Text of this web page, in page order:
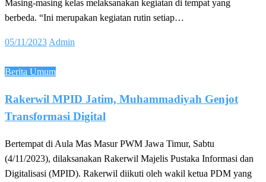
Masing-masing kelas melaksanakan kegiatan di tempat yang
berbeda. “Ini merupakan kegiatan rutin setiap…
Posted
05/11/2023 Admin
Berita Umum
Rakerwil MPID Jatim, Muhammadiyah Genjot
Transformasi Digital
Bertempat di Aula Mas Masur PWM Jawa Timur, Sabtu
(4/11/2023), dilaksanakan Rakerwil Majelis Pustaka Informasi dan
Digitalisasi (MPID). Rakerwil diikuti oleh wakil ketua PDM yang